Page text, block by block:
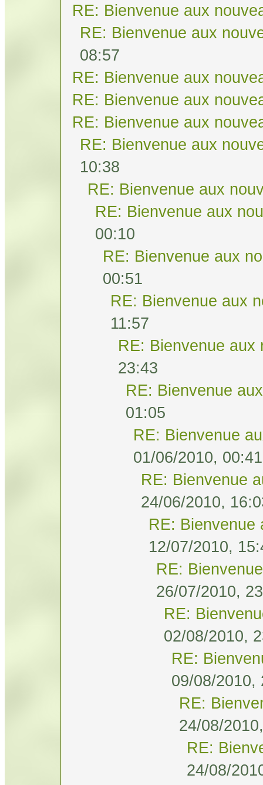
RE: Bienvenue aux
RE: Bienvenue aux
08:57
RE: Bienvenue aux
RE: Bienvenue aux
RE: Bienvenue aux
RE: Bienvenue aux
10:38
RE: Bienvenue aux
RE: Bienvenue aux
00:10
RE: Bienvenue aux
00:51
RE: Bienvenue aux
11:57
RE: Bienvenue aux
23:43
RE: Bienvenue
01:05
RE: Bienvenue
01/06/2010, 00:41
RE: Bienvenue
24/06/2010,
RE: Bienvenue
12/07/2010,
RE:
26/07/2010,
RE:
02/08/2010,
RE:
09/08/2010,
RE:
24/08/
RE:
24/08/